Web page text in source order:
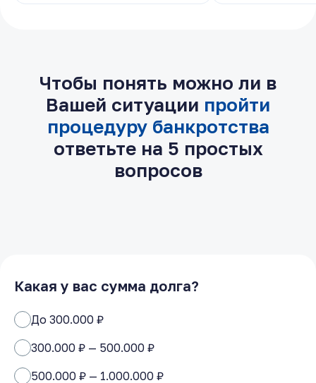
Чтобы понять можно ли в
Вашей ситуации пройти
процедуру банкротства
ответьте на 5 простых
вопросов
Какая у вас сумма долга?
До 300.000 ₽
300.000 ₽ — 500.000 ₽
500.000 ₽ — 1.000.000 ₽